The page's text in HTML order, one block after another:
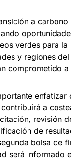
a
verdes para
y regiones
comprometido
enfatizar
a
revisión
de
bolsa de
será informado